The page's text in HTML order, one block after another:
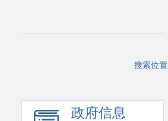
搜索位置
政府信息